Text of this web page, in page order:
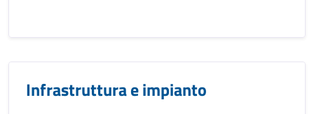
Infrastruttura e impianto